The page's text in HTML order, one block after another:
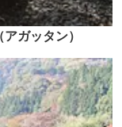
ガッタン）